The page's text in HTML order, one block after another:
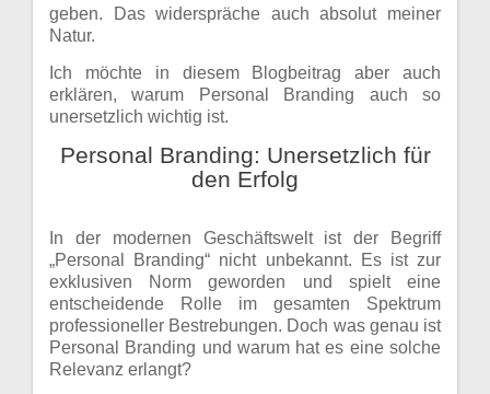
geben. Das widerspräche auch absolut meiner
Natur.
Ich möchte in diesem Blogbeitrag aber auch
erklären, warum Personal Branding auch so
unersetzlich wichtig ist.
Personal Branding: Unersetzlich für
den Erfolg
In der modernen Geschäftswelt ist der Begriff
„Personal Branding“ nicht unbekannt. Es ist zur
exklusiven Norm geworden und spielt eine
entscheidende Rolle im gesamten Spektrum
professioneller Bestrebungen. Doch was genau ist
Personal Branding und warum hat es eine solche
Relevanz erlangt?